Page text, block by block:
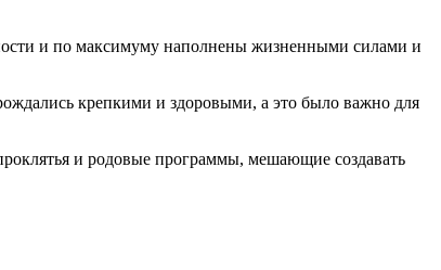
и по максимуму наполнены жизненными силами и
крепкими и здоровыми, а это было важно для
и родовые программы, мешающие создавать